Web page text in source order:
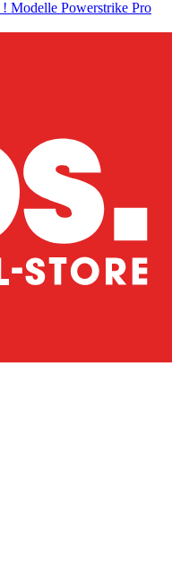
! Modelle Powerstrike Pro